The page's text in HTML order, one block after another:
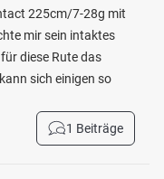
225cm/7-28g mit
mir sein intaktes
diese Rute das
sich einigen so
1 Beiträge